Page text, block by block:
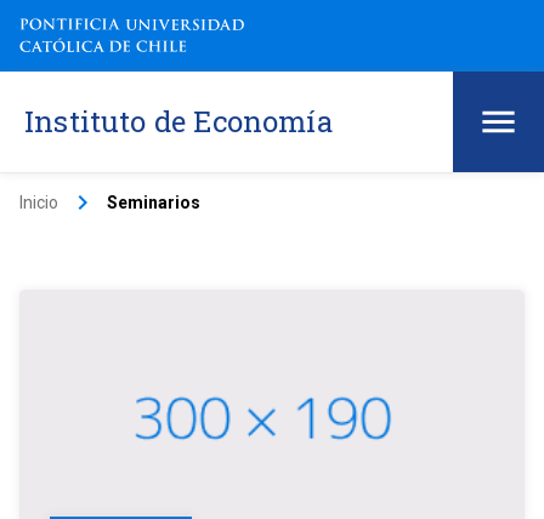
Instituto de Economía
Inicio keyboard_arrow_right Seminarios